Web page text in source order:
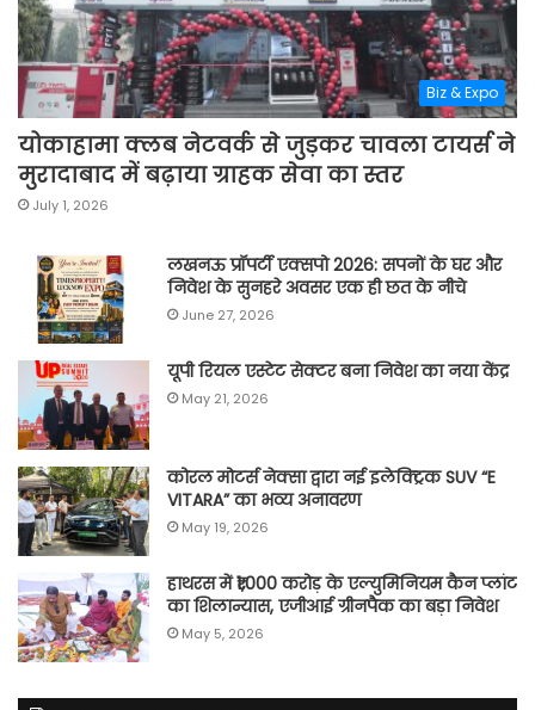
Biz & Expo
योकाहामा क्लब नेटवर्क से जुड़कर चावला टायर्स ने
मुरादाबाद में बढ़ाया ग्राहक सेवा का स्तर
July 1, 2026
लखनऊ प्रॉपर्टी एक्सपो 2026: सपनों के घर और
निवेश के सुनहरे अवसर एक ही छत के नीचे
June 27, 2026
यूपी रियल एस्टेट सेक्टर बना निवेश का नया केंद्र
May 21, 2026
कोरल मोटर्स नेक्सा द्वारा नई इलेक्ट्रिक SUV “E
VITARA” का भव्य अनावरण
May 19, 2026
हाथरस में ₹1,000 करोड़ के एल्युमिनियम कैन प्लांट
का शिलान्यास, एजीआई ग्रीनपैक का बड़ा निवेश
May 5, 2026